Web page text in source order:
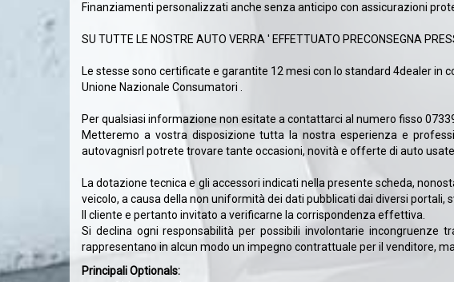
Finanziamenti personalizzati anche senza anticipo con assicurazioni
SU TUTTE LE NOSTRE AUTO VERRA ' EFFETTUATO PRECONSEGNA
Le stesse sono certificate e garantite 12 mesi con lo standard 4dealer in
Unione Nazionale Consumatori .
Per qualsiasi informazione non esitate a contattarci al numero fisso
Metteremo a vostra disposizione tutta la nostra esperienza e
autovagnisrl potrete trovare tante occasioni, novità e offerte di auto usate.
La dotazione tecnica e gli accessori indicati nella presente scheda,
veicolo, a causa della non uniformità dei dati pubblicati dai diversi portali,
Il cliente e pertanto invitato a verificarne la corrispondenza effettiva.
Si declina ogni responsabilità per possibili involontarie
rappresentano in alcun modo un impegno contrattuale per il venditore,
Principali Optionals: